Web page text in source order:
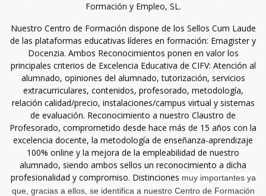
Formación y Empleo, SL.
Nuestro Centro de Formación dispone de los Sellos Cum Laude
de las plataformas educativas líderes en formación: Emagister y
Docenzia. Ambos Reconocimientos ponen en valor los
principales criterios de Excelencia Educativa de CIFV: Atención al
alumnado, opiniones del alumnado, tutorización, servicios
extracurriculares, contenidos, profesorado, metodología,
relación calidad/precio, instalaciones/campus virtual y sistemas
de evaluación. Reconocimiento a nuestro Claustro de
Profesorado, comprometido desde hace más de 15 años con la
excelencia docente, la metodología de enseñanza-aprendizaje
100% online y la mejora de la empleabilidad de nuestro
alumnado, siendo ambos sellos un reconocimiento a dicha
profesionalidad y compromiso. Distinciones muy importantes ya
que, gracias a ellos, se identifica a nuestro Centro de Formación